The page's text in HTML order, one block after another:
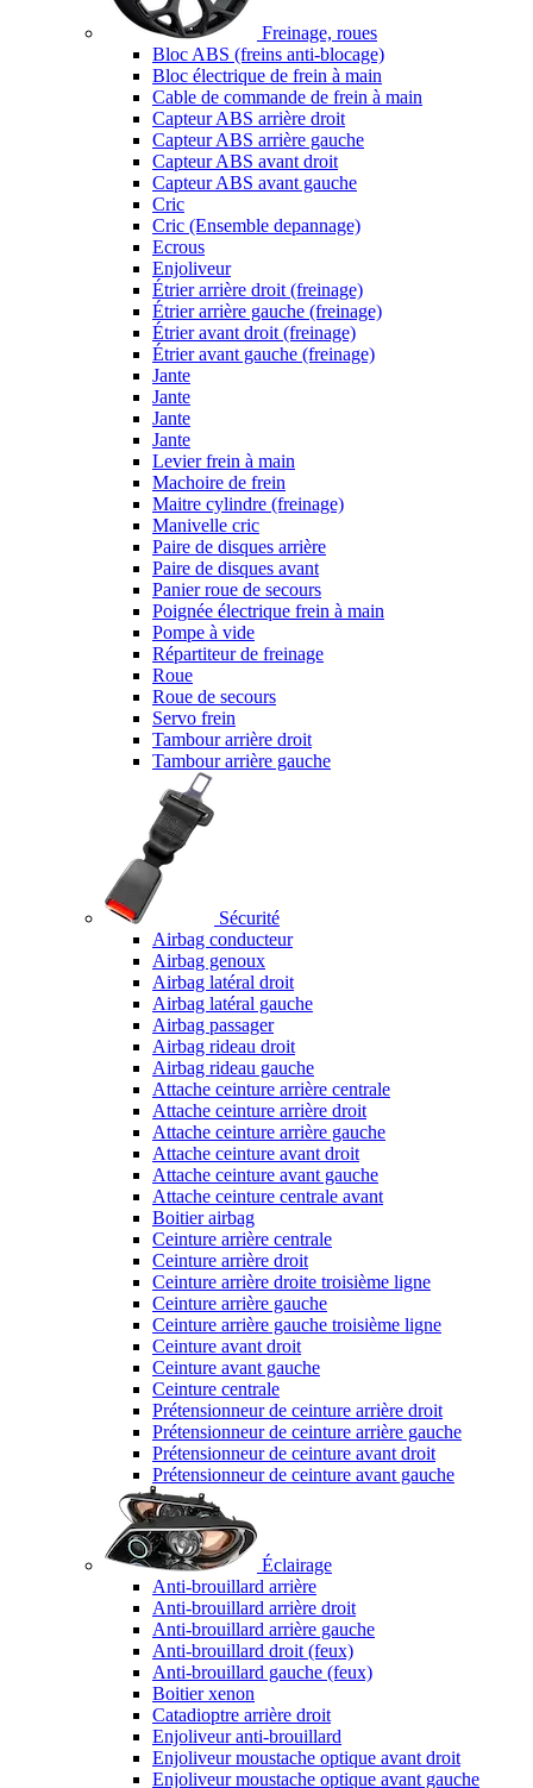
Freinage, roues
Bloc ABS (freins anti-blocage)
Bloc électrique de frein à main
Cable de commande de frein à main
Capteur ABS arrière droit
Capteur ABS arrière gauche
Capteur ABS avant droit
Capteur ABS avant gauche
Cric
Cric (Ensemble depannage)
Ecrous
Enjoliveur
Étrier arrière droit (freinage)
Étrier arrière gauche (freinage)
Étrier avant droit (freinage)
Étrier avant gauche (freinage)
Jante
Jante
Jante
Jante
Levier frein à main
Machoire de frein
Maitre cylindre (freinage)
Manivelle cric
Paire de disques arrière
Paire de disques avant
Panier roue de secours
Poignée électrique frein à main
Pompe à vide
Répartiteur de freinage
Roue
Roue de secours
Servo frein
Tambour arrière droit
Tambour arrière gauche
Sécurité
Airbag conducteur
Airbag genoux
Airbag latéral droit
Airbag latéral gauche
Airbag passager
Airbag rideau droit
Airbag rideau gauche
Attache ceinture arrière centrale
Attache ceinture arrière droit
Attache ceinture arrière gauche
Attache ceinture avant droit
Attache ceinture avant gauche
Attache ceinture centrale avant
Boitier airbag
Ceinture arrière centrale
Ceinture arrière droit
Ceinture arrière droite troisième ligne
Ceinture arrière gauche
Ceinture arrière gauche troisième ligne
Ceinture avant droit
Ceinture avant gauche
Ceinture centrale
Prétensionneur de ceinture arrière droit
Prétensionneur de ceinture arrière gauche
Prétensionneur de ceinture avant droit
Prétensionneur de ceinture avant gauche
Éclairage
Anti-brouillard arrière
Anti-brouillard arrière droit
Anti-brouillard arrière gauche
Anti-brouillard droit (feux)
Anti-brouillard gauche (feux)
Boitier xenon
Catadioptre arrière droit
Enjoliveur anti-brouillard
Enjoliveur moustache optique avant droit
Enjoliveur moustache optique avant gauche